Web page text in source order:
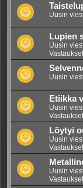
Uusin
Lupien
Uusin
Uusin
Etiikka
Uusin
Löytyi
Uusin
Uusin